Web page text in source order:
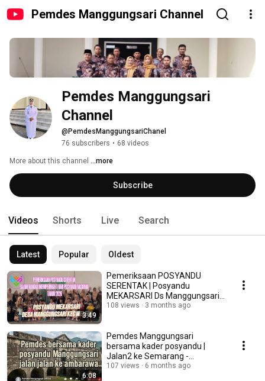
Pemdes Manggungsari Channel
Pemdes Manggungsari
Channel
@PemdesManggungsariChanel
76 subscribers • 68 videos
More about this channel ...more
Subscribe
Videos Shorts Live Search
Latest Popular Oldest
3:49
Pemeriksaan POSYANDU
SERENTAK | Posyandu
MEKARSARI Ds Manggungsari
Kec Weleri | 2026
108 views 3 months ago
6:08
Pemdes Manggungsari
bersama kader posyandu |
Jalan2 ke Semarang -
Ambarawa - Bandungan
107 views 6 months ago